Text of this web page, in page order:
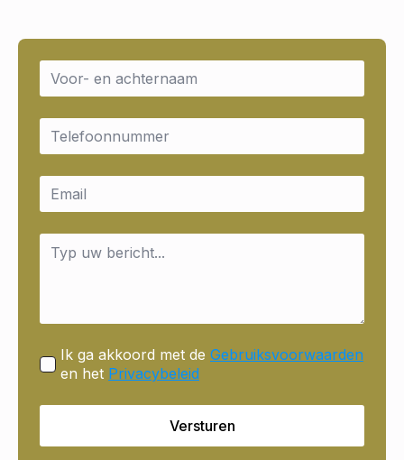
Name
Email
Email
Message
Ik ga akkoord met de Gebruiksvoorwaarden
en het Privacybeleid
Versturen